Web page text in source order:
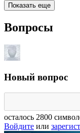
Показать еще
Вопросы
Новый вопрос
осталось 2800
Войдите или